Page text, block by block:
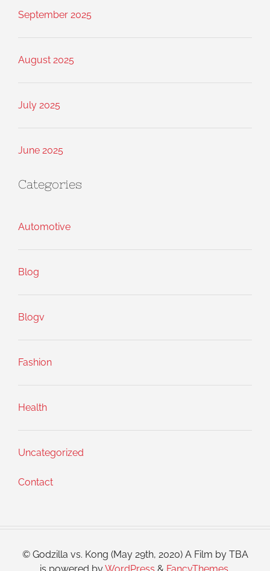
September 2025
August 2025
July 2025
June 2025
Categories
Automotive
Blog
Blogv
Fashion
Health
Uncategorized
Contact
© Godzilla vs. Kong (May 29th, 2020) A Film by TBA